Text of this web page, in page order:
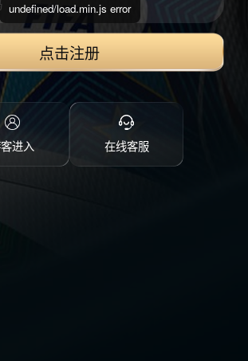
点击注册
进入 在线客服
undefined/load.min.js error